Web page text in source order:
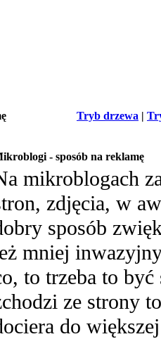
Tryb drzewa |
- sposób na reklamę
mikroblogach
zdjęcia, w
sposób
mniej
to trzeba to
ze strony
do